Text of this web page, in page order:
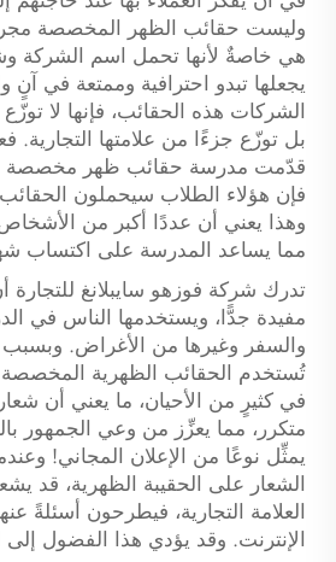
وليست حقائب الظهر المخصصة
هي خاصةٌ لأنها تحمل اسم الشركة
يجعلها تبدو احترافية وممتعة في آنٍ
الشركات هذه الحقائب، فإنها لا
بل توزّع جزءًا من علامتها التجارية.
قدّمت مدرسة حقائب ظهر مخصصة
فإن هؤلاء الطلاب سيحملون الحقائب
وهذا يعني أن عددًا أكبر من
مما يساعد المدرسة على اكتساب
تدرك شركة فوزهو سايبلانغ للتجارة
مفيدة جدًّا، ويستخدمها الناس في
والسفر وغيرها من الأغراض. وبسبب
تُستخدم الحقائب الظهرية المخصصة
في كثيرٍ من الأحيان، ما يعني أن
متكرر، مما يعزِّز من وعي الجمهور
يمثِّل نوعًا من الإعلان المجاني!
الشعار على الحقيبة الظهرية، قد
العلامة التجارية، فيطرحون أسئلةً
الإنترنت. وقد يؤدي هذا الفضول